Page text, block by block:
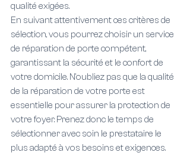
qualité exigées.
En suivant attentivement ces critères de
sélection, vous pourrez choisir un service
de réparation de porte compétent,
garantissant la sécurité et le confort de
votre domicile. N'oubliez pas que la qualité
de la réparation de votre porte est
essentielle pour assurer la protection de
votre foyer. Prenez donc le temps de
sélectionner avec soin le prestataire le
plus adapté à vos besoins et exigences.